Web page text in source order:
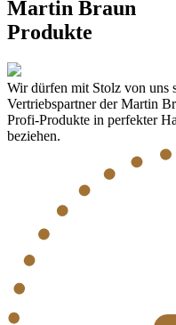
Martin Braun
Produkte
Wir dürfen mit Stolz von uns
Vertriebspartner der Martin
Profi-Produkte in perfekter
beziehen.